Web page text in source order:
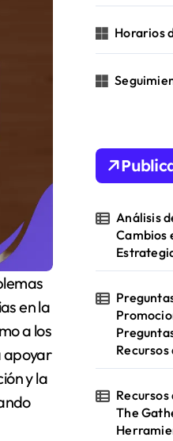
en la
a los
apoyar
y la
Horarios
Análisis
Cambios
The